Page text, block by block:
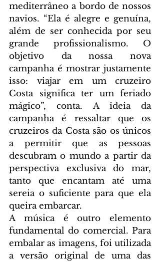
mediterrâneo a bordo de nossos
navios. “Ela é alegre e genuína,
além de ser conhecida por seu
grande profissionalismo. O
objetivo da nossa nova
campanha é mostrar justamente
isso: viajar em um cruzeiro
Costa significa ter um feriado
mágico”, conta. A ideia da
campanha é ressaltar que os
cruzeiros da Costa são os únicos
a permitir que as pessoas
descubram o mundo a partir da
perspectiva exclusiva do mar,
tanto que encantam até uma
sereia o suficiente para que ela
queira embarcar.
A música é outro elemento
fundamental do comercial. Para
embalar as imagens, foi utilizada
a versão original de uma das